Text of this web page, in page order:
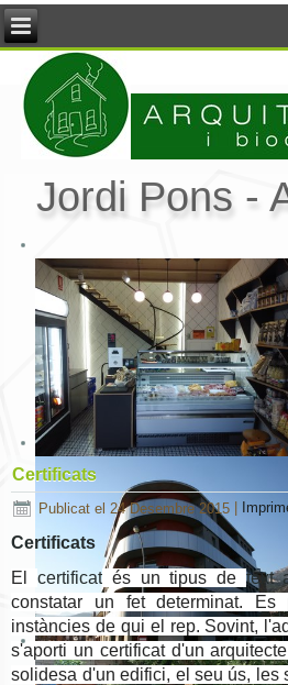
Jordi Pons -
Certificats
Publicat el 24 Desembre 2015
Certificats
Elcertificat és un tipus de text
constatar un fet determinat. Es
instàncies de qui el rep. Sovint,
s'aporti un certificat d'un
solidesa d'un edifici, el seu ús, les